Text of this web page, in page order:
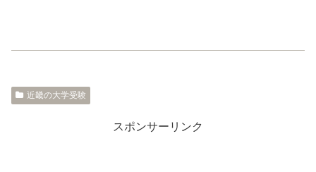
近畿の大学受験
スポンサーリンク